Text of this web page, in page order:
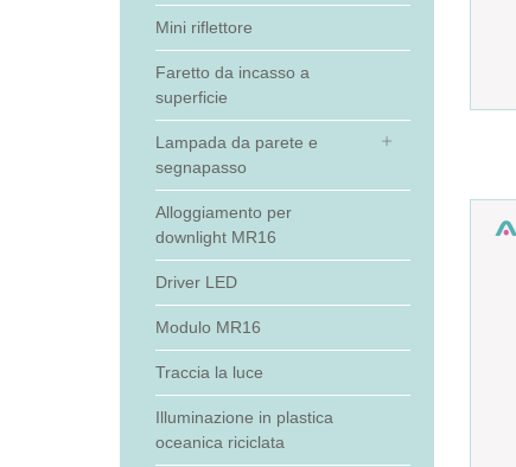
Mini riflettore
Faretto da incasso a
superficie
Lampada da parete e
segnapasso
Alloggiamento per
downlight MR16
Driver LED
Modulo MR16
Traccia la luce
Illuminazione in plastica
oceanica riciclata